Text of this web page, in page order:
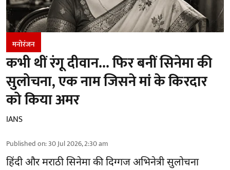
मनोरंजन
कभी थीं रंगू दीवान... फिर बनीं सिनेमा की
सुलोचना, एक नाम जिसने मां के किरदार
को किया अमर
IANS
Published on:30 Jul 2026, 2:30 am
हिंदी और मराठी सिनेमा की दिग्गज अभिनेत्री सुलोचना